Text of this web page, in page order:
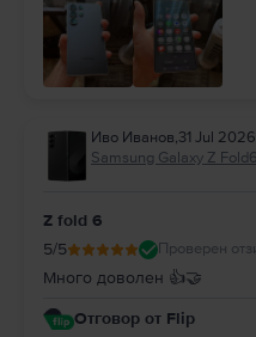
Иво Иванов,31 Jul 2026
Samsung Galaxy Z
Z fold 6
5/5 Проверен
Много доволен 👍🤝
Отговор от Flip